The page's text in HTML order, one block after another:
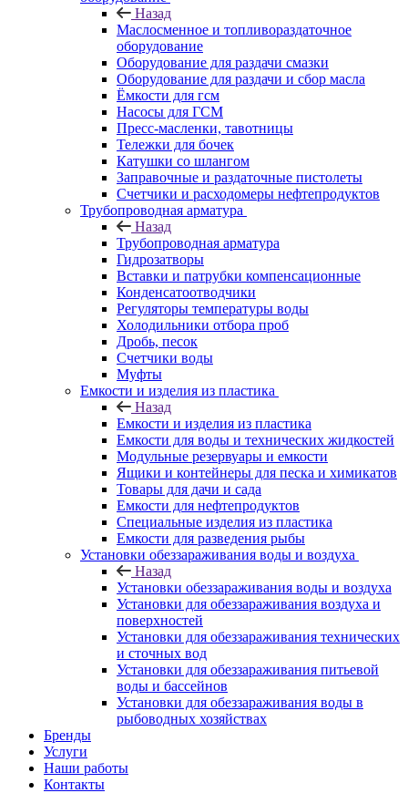
Назад
Маслосменное и топливораздаточное
оборудование
Оборудование для раздачи смазки
Оборудование для раздачи и сбор масла
Ёмкости для гсм
Насосы для ГСМ
Пресс-масленки, тавотницы
Тележки для бочек
Катушки со шлангом
Заправочные и раздаточные пистолеты
Счетчики и расходомеры нефтепродуктов
Трубопроводная арматура
Назад
Трубопроводная арматура
Гидрозатворы
Вставки и патрубки компенсационные
Конденсатоотводчики
Регуляторы температуры воды
Холодильники отбора проб
Дробь, песок
Счетчики воды
Муфты
Емкости и изделия из пластика
Назад
Емкости и изделия из пластика
Емкости для воды и технических жидкостей
Модульные резервуары и емкости
Ящики и контейнеры для песка и химикатов
Товары для дачи и сада
Емкости для нефтепродуктов
Специальные изделия из пластика
Емкости для разведения рыбы
Установки обеззараживания воды и воздуха
Назад
Установки обеззараживания воды и воздуха
Установки для обеззараживания воздуха и
поверхностей
Установки для обеззараживания технических
и сточных вод
Установки для обеззараживания питьевой
воды и бассейнов
Установки для обеззараживания воды в
рыбоводных хозяйствах
Бренды
Услуги
Наши работы
Контакты